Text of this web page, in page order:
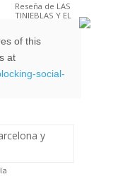
Reseña de LAS
TINIEBLAS Y EL
of this
at
social-